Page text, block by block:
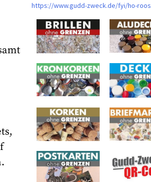
https://www.gudd-zweck.de/fyi/ho-